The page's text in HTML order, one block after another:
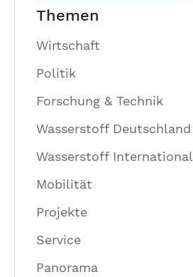
Themen
Wirtschaft
Politik
Forschung & Technik
Wasserstoff Deutschland
Wasserstoff International
Mobilität
Projekte
Service
Panorama